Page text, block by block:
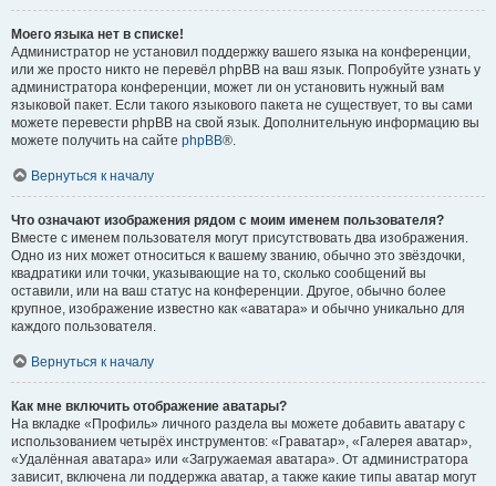
Моего языка нет в списке!
Администратор не установил поддержку вашего языка на конференции,
или же просто никто не перевёл phpBB на ваш язык. Попробуйте узнать у
администратора конференции, может ли он установить нужный вам
языковой пакет. Если такого языкового пакета не существует, то вы сами
можете перевести phpBB на свой язык. Дополнительную информацию вы
можете получить на сайте phpBB®.
Вернуться к началу
Что означают изображения рядом с моим именем пользователя?
Вместе с именем пользователя могут присутствовать два изображения.
Одно из них может относиться к вашему званию, обычно это звёздочки,
квадратики или точки, указывающие на то, сколько сообщений вы
оставили, или на ваш статус на конференции. Другое, обычно более
крупное, изображение известно как «аватара» и обычно уникально для
каждого пользователя.
Вернуться к началу
Как мне включить отображение аватары?
На вкладке «Профиль» личного раздела вы можете добавить аватару с
использованием четырёх инструментов: «Граватар», «Галерея аватар»,
«Удалённая аватара» или «Загружаемая аватара». От администратора
зависит, включена ли поддержка аватар, а также какие типы аватар могут